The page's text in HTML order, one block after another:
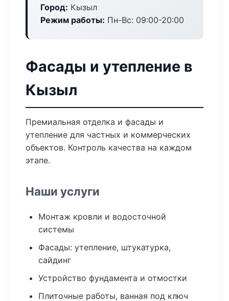
Город: Кызыл
Режим работы: Пн-Вс: 09:00-20:00
Фасады и утепление в
Кызыл
Премиальная отделка и фасады и
утепление для частных и коммерческих
объектов. Контроль качества на каждом
этапе.
Наши услуги
Монтаж кровли и водосточной
системы
Фасады: утепление, штукатурка,
сайдинг
Устройство фундамента и отмостки
Плиточные работы, ванная под ключ